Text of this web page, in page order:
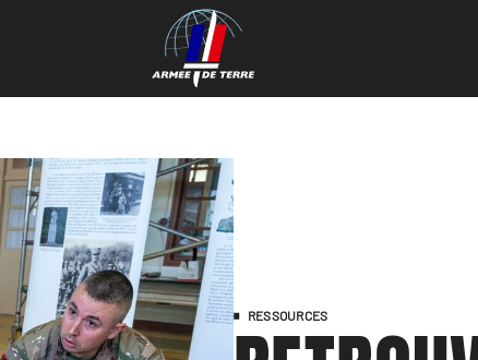
RESSOURCES